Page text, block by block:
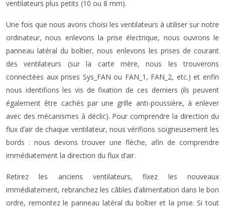
ventilateurs plus petits (10 ou 8 mm).
Une fois que nous avons choisi les ventilateurs à utiliser sur notre
ordinateur, nous enlevons la prise électrique, nous ouvrons le
panneau latéral du boîtier, nous enlevons les prises de courant
des ventilateurs (sur la carte mère, nous les trouverons
connectées aux prises Sys_FAN ou FAN_1, FAN_2, etc.) et enfin
nous identifions les vis de fixation de ces derniers (ils peuvent
également être cachés par une grille anti-poussière, à enlever
avec des mécanismes à déclic). Pour comprendre la direction du
flux d’air de chaque ventilateur, nous vérifions soigneusement les
bords : nous devons trouver une flèche, afin de comprendre
immédiatement la direction du flux d’air.
Retirez les anciens ventilateurs, fixez les nouveaux
immédiatement, rebranchez les câbles d’alimentation dans le bon
ordre, remontez le panneau latéral du boîtier et la prise. Si tout